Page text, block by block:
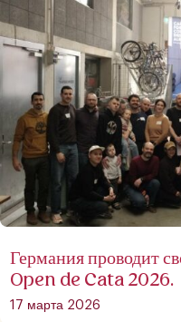
Германия проводит
Open de Cata 2026.
17 марта 2026